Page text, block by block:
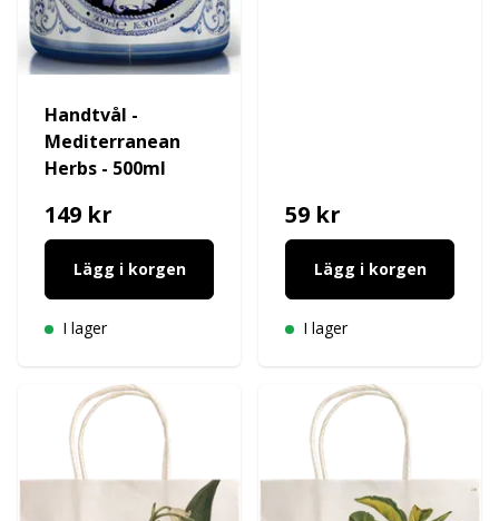
Handtvål -
Mediterranean
Herbs - 500ml
149 kr
Lägg i korgen
I lager
59 kr
Lägg i korgen
I lager